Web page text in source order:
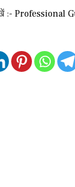
:- Professional